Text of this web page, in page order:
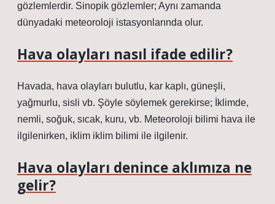
gözlemlerdir. Sinopik gözlemler; Aynı zamanda
dünyadaki meteoroloji istasyonlarında olur.
Hava olayları nasıl ifade edilir?
Havada, hava olayları bulutlu, kar kaplı, güneşli,
yağmurlu, sisli vb. Şöyle söylemek gerekirse; İklimde,
nemli, soğuk, sıcak, kuru, vb. Meteoroloji bilimi hava ile
ilgilenirken, iklim iklim bilimi ile ilgilenir.
Hava olayları denince aklımıza ne
gelir?